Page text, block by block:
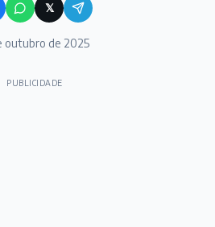
𝕏
outubro de 2025
PUBLICIDADE